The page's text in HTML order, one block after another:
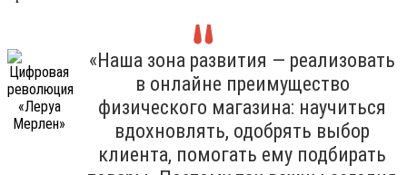
«Наша зона развития — реализовать
в онлайне преимущество
физического магазина: научиться
вдохновлять, одобрять выбор
клиента, помогать ему подбирать